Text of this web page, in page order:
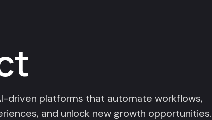
driven platforms that automate workflows,
and unlock new growth opportunities.